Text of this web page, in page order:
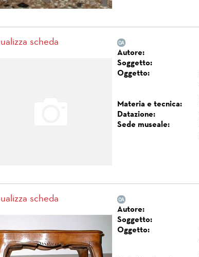
scheda
Autore:
Soggetto:
Oggetto:
Materia e tecnica:
Datazione:
Sede museale:
scheda
Autore:
Soggetto:
Oggetto: